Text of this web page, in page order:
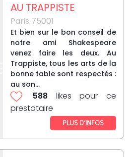
AU TRAPPISTE
Paris 75001
Et bien sur le bon conseil de
notre ami Shakespeare
venez faire les deux. Au
Trappiste, tous les arts de la
bonne table sont respectés :
au son...
588 likes pour ce
prestataire
PLUS D’INFOS